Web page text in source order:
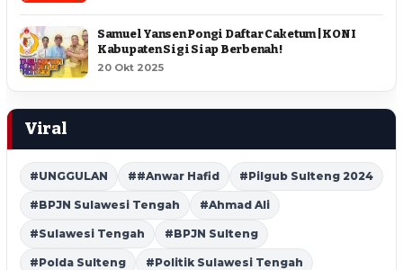
Samuel Yansen Pongi Daftar Caketum | KONI
Kabupaten Sigi Siap Berbenah !
20 Okt 2025
Viral
#UNGGULAN ##Anwar Hafid #Pilgub Sulteng 2024
#BPJN Sulawesi Tengah #Ahmad Ali
#Sulawesi Tengah #BPJN Sulteng
#Polda Sulteng #Politik Sulawesi Tengah